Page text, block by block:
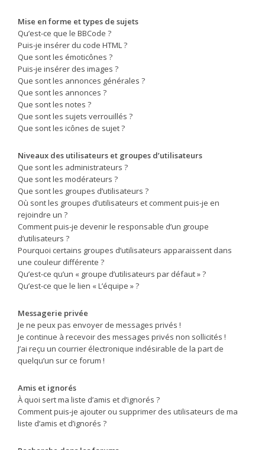
Mise en forme et types de sujets
Qu’est-ce que le BBCode ?
Puis-je insérer du code HTML ?
Que sont les émoticônes ?
Puis-je insérer des images ?
Que sont les annonces générales ?
Que sont les annonces ?
Que sont les notes ?
Que sont les sujets verrouillés ?
Que sont les icônes de sujet ?
Niveaux des utilisateurs et groupes d’utilisateurs
Que sont les administrateurs ?
Que sont les modérateurs ?
Que sont les groupes d’utilisateurs ?
Où sont les groupes d’utilisateurs et comment puis-je en
rejoindre un ?
Comment puis-je devenir le responsable d’un groupe
d’utilisateurs ?
Pourquoi certains groupes d’utilisateurs apparaissent dans
une couleur différente ?
Qu’est-ce qu’un « groupe d’utilisateurs par défaut » ?
Qu’est-ce que le lien « L’équipe » ?
Messagerie privée
Je ne peux pas envoyer de messages privés !
Je continue à recevoir des messages privés non sollicités !
J’ai reçu un courrier électronique indésirable de la part de
quelqu’un sur ce forum !
Amis et ignorés
À quoi sert ma liste d’amis et d’ignorés ?
Comment puis-je ajouter ou supprimer des utilisateurs de ma
liste d’amis et d’ignorés ?